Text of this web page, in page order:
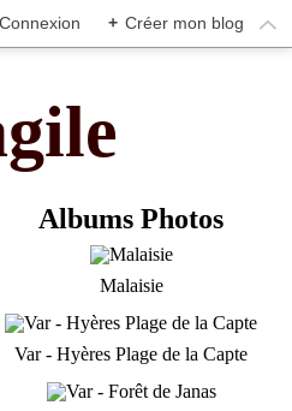
Connexion + Créer mon blog
Albums Photos
Malaisie
Var - Hyères Plage de la Capte